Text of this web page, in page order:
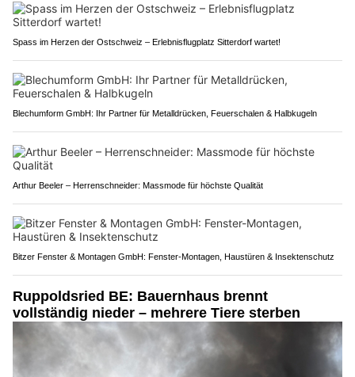
Spass im Herzen der Ostschweiz – Erlebnisflugplatz Sitterdorf wartet!
Blechumform GmbH: Ihr Partner für Metalldrücken, Feuerschalen & Halbkugeln
Arthur Beeler – Herrenschneider: Massmode für höchste Qualität
Bitzer Fenster & Montagen GmbH: Fenster-Montagen, Haustüren & Insektenschutz
Ruppoldsried BE: Bauernhaus brennt
vollständig nieder – mehrere Tiere sterben